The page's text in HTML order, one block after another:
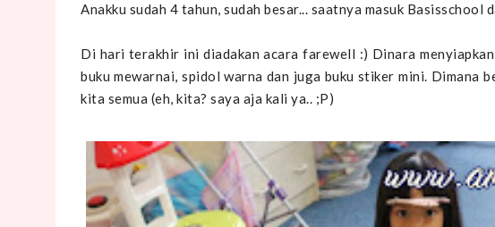
Anakku sudah 4 tahun, sudah besar... saatnya masuk Basisschool
Di hari terakhir ini diadakan acara farewell :) Dinara
buku mewarnai, spidol warna dan juga buku stiker mini. Dimana
kita semua (eh, kita? saya aja kali ya.. ;P)